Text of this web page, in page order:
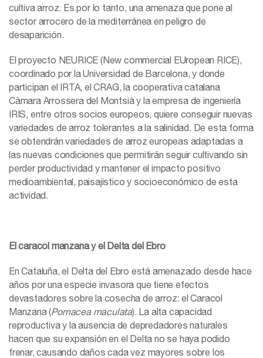
cultiva arroz. Es por lo tanto, una amenaza que pone al
sector arrocero de la mediterránea en peligro de
desaparición.
El proyecto NEURICE (New commercial EUropean RICE),
coordinado por la Universidad de Barcelona, y donde
participan el IRTA, el CRAG, la cooperativa catalana
Càmara Arrossera del Montsià y la empresa de ingeniería
IRIS, entre otros socios europeos, quiere conseguir nuevas
variedades de arroz tolerantes a la salinidad. De esta forma
se obtendrán variedades de arroz europeas adaptadas a
las nuevas condiciones que permitirán seguir cultivando sin
perder productividad y mantener el impacto positivo
medioambiental, paisajístico y socioeconómico de esta
actividad.
El caracol manzana y el Delta del Ebro
En Cataluña, el Delta del Ebro está amenazado desde hace
años por una especie invasora que tiene efectos
devastadores sobre la cosecha de arroz: el Caracol
Manzana (Pomacea maculata). La alta capacidad
reproductiva y la ausencia de depredadores naturales
hacen que su expansión en el Delta no se haya podido
frenar, causando daños cada vez mayores sobre los